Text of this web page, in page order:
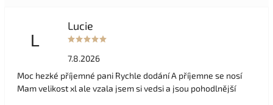
L
Lucie
7.8.2026
Moc hezké příjemné pani Rychle dodání A příjemne se nosí
Mam velikost xl ale vzala jsem si vedsi a jsou pohodlnější